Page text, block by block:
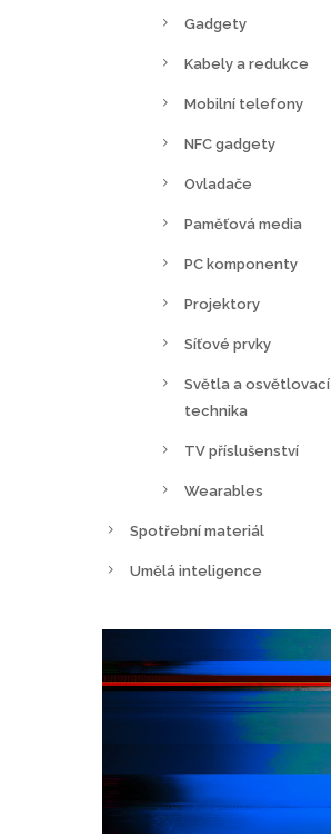
Gadgety
Kabely a redukce
Mobilní telefony
NFC gadgety
Ovladače
Paměťová media
PC komponenty
Projektory
Síťové prvky
Světla a osvětlovací
technika
TV příslušenství
Wearables
Spotřební materiál
Umělá inteligence